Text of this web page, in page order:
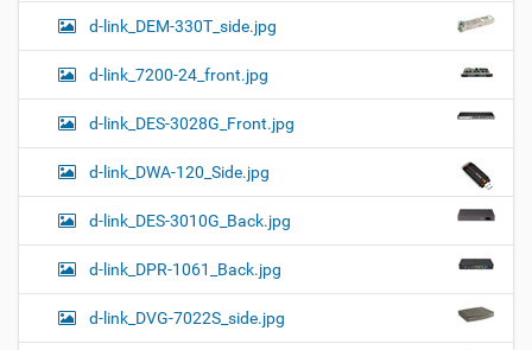
d-link_DEM-330T_side.jpg
d-link_7200-24_front.jpg
d-link_DES-3028G_Front.jpg
d-link_DWA-120_Side.jpg
d-link_DES-3010G_Back.jpg
d-link_DPR-1061_Back.jpg
d-link_DVG-7022S_side.jpg